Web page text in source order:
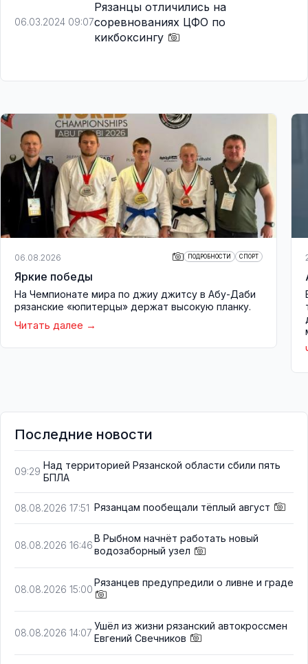
06.03.2024 09:07
Рязанцы отличились на
соревнованиях ЦФО по
кикбоксингу
06.08.2026 ПОДРОБНОСТИ СПОРТ
Яркие победы
На Чемпионате мира по джиу джитсу в Абу-Даби
рязанские «юпитерцы» держат высокую планку.
Читать далее
Последние новости
09:29
Над территорией Рязанской области сбили пять
БПЛА
08.08.2026 17:51 Рязанцам пообещали тёплый август
08.08.2026 16:46
В Рыбном начнёт работать новый
водозаборный узел
08.08.2026 15:00
Рязанцев предупредили о ливне и граде
08.08.2026 14:07
Ушёл из жизни рязанский автокроссмен
Евгений Свечников